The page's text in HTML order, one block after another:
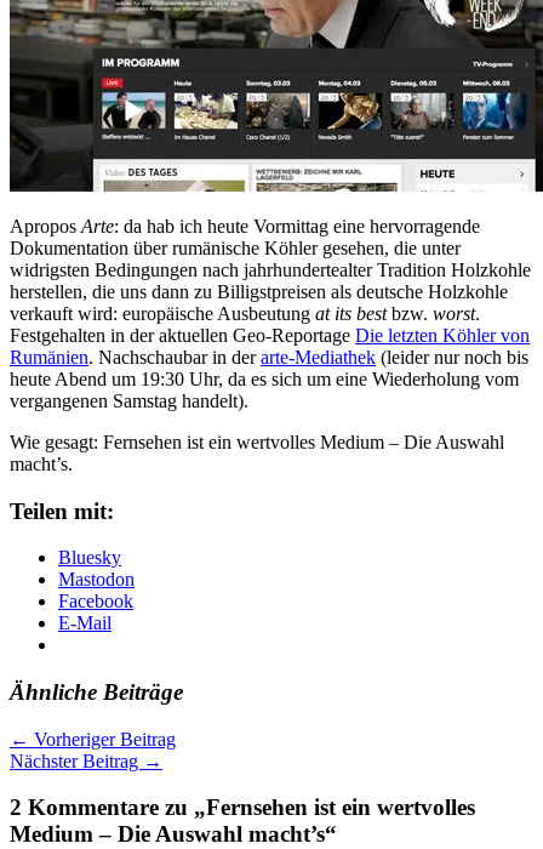
Apropos Arte: da hab ich heute Vormittag eine hervorragende
Dokumentation über rumänische Köhler gesehen, die unter
widrigsten Bedingungen nach jahrhundertealter Tradition Holzkohle
herstellen, die uns dann zu Billigstpreisen als deutsche Holzkohle
verkauft wird: europäische Ausbeutung at its bestbzw. worst.
Festgehalten in der aktuellen Geo-Reportage Die letzten Köhler von
Rumänien. Nachschaubar in derarte-Mediathek (leider nur noch bis
heute Abend um 19:30 Uhr, da es sich um eine Wiederholung vom
vergangenen Samstag handelt).
Wie gesagt: Fernsehen ist ein wertvolles Medium – Die Auswahl
macht’s.
Teilen mit:
Bluesky
Mastodon
Facebook
E-Mail
Ähnliche Beiträge
← Vorheriger Beitrag
Nächster Beitrag →
2 Kommentare zu „Fernsehen ist ein wertvolles
Medium – Die Auswahl macht’s“